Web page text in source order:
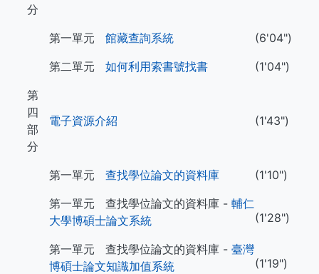
分
第一單元 館藏查詢系統
(6'04")
第二單元 如何利用索書號找書
(1'04")
第
四
部
分
電子資源介紹 (1'43")
第一單元 查找學位論文的資料庫
(1'10")
第一單元 查找學位論文的資料庫 - 輔仁
大學博碩士論文系統
(1'28")
第一單元 查找學位論文的資料庫 - 臺灣
博碩士論文知識加值系統
(1'19")